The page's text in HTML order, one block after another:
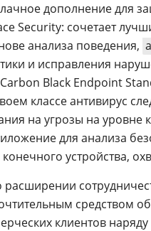
дополнение для
Security: сочетает
анализа поведения,
и исправления
Black Endpoint
классе антивирус
на угрозы на уровне
для анализа
устройства,
средством
клиентов